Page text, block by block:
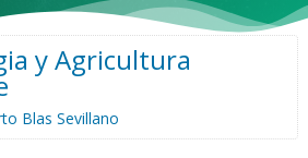
y Agricultura
Blas Sevillano